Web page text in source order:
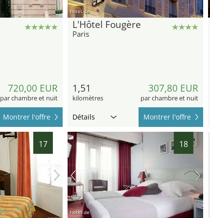
720,00 EUR
par chambre et nuit
Montrer l'offre
hotel.de
L'Hôtel Fougère
Paris
1,51
kilomètres
307,80 EUR
par chambre et nuit
Détails Montrer l'offre
17 18
hotel.de